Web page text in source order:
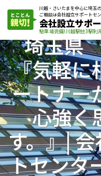
川越・さいたまを中心に埼玉
ご相談は会社設立サポートセ
会社設立サポ
駐車場完備!川越駅他3駅利
埼玉県
『気軽に
ートナー
心強く
す。』|
トセンタ